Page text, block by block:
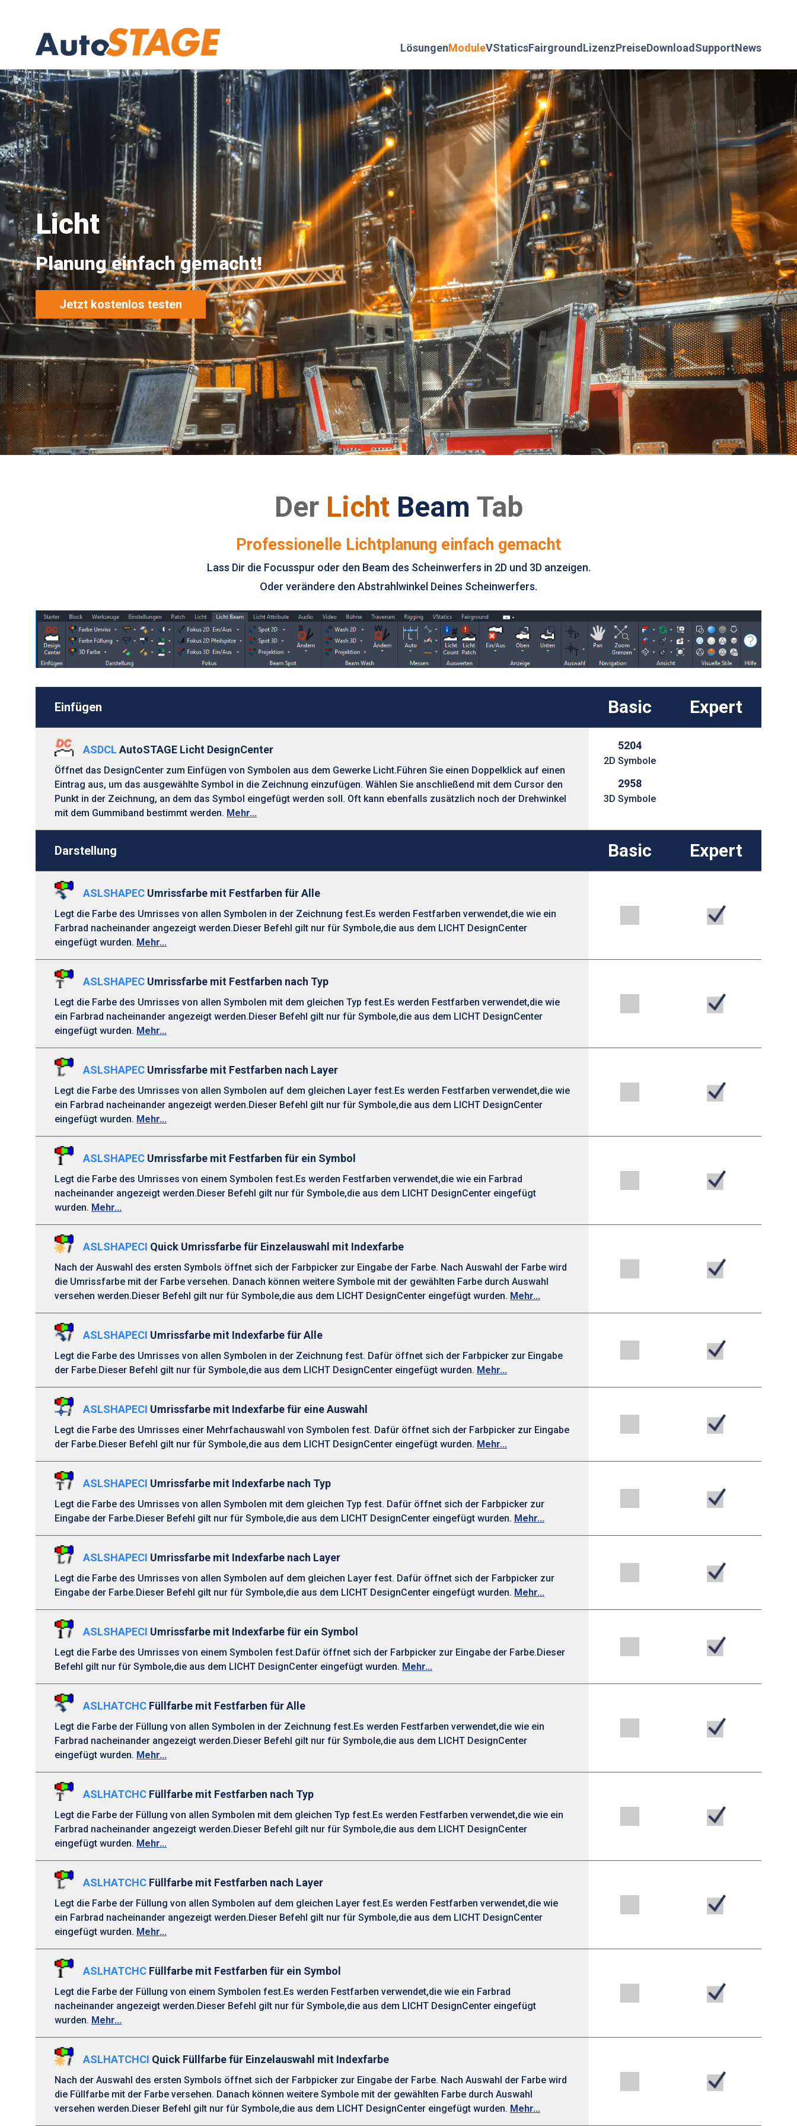
LösungenModuleVStaticsFairground LizenzPreiseDownload SupportNews
Licht
Planung einfach gemacht!
Jetzt kostenlos testen
Der Licht Beam Tab
Professionelle Lichtplanung einfach gemacht
Lass Dir die Focusspur oder den Beam des Scheinwerfers in 2D und 3D anzeigen.
Oder verändere den Abstrahlwinkel Deines Scheinwerfers.
Einfügen Basic Expert
ASDCL AutoSTAGE Licht DesignCenter
Öffnet das DesignCenter zum Einfügen von Symbolen aus dem Gewerke Licht.Führen Sie einen Doppelklick auf einen
Eintrag aus, um das ausgewählte Symbol in die Zeichnung einzufügen. Wählen Sie anschließend mit dem Cursor den
Punkt in der Zeichnung, an dem das Symbol eingefügt werden soll. Oft kann ebenfalls zusätzlich noch der Drehwinkel
mit dem Gummiband bestimmt werden. Mehr...
5204
2D Symbole
2958
3D Symbole
Darstellung Basic Expert
ASLSHAPEC Umrissfarbe mit Festfarben für Alle
Legt die Farbe des Umrisses von allen Symbolen in der Zeichnung fest.Es werden Festfarben verwendet,die wie ein
Farbrad nacheinander angezeigt werden.Dieser Befehl gilt nur für Symbole,die aus dem LICHT DesignCenter
eingefügt wurden. Mehr...
ASLSHAPEC Umrissfarbe mit Festfarben nach Typ
Legt die Farbe des Umrisses von allen Symbolen mit dem gleichen Typ fest.Es werden Festfarben verwendet,die wie
ein Farbrad nacheinander angezeigt werden.Dieser Befehl gilt nur für Symbole,die aus dem LICHT DesignCenter
eingefügt wurden. Mehr...
ASLSHAPEC Umrissfarbe mit Festfarben nach Layer
Legt die Farbe des Umrisses von allen Symbolen auf dem gleichen Layer fest.Es werden Festfarben verwendet,die wie
ein Farbrad nacheinander angezeigt werden.Dieser Befehl gilt nur für Symbole,die aus dem LICHT DesignCenter
eingefügt wurden. Mehr...
ASLSHAPEC Umrissfarbe mit Festfarben für ein Symbol
Legt die Farbe des Umrisses von einem Symbolen fest.Es werden Festfarben verwendet,die wie ein Farbrad
nacheinander angezeigt werden.Dieser Befehl gilt nur für Symbole,die aus dem LICHT DesignCenter eingefügt
wurden. Mehr...
ASLSHAPECI Quick Umrissfarbe für Einzelauswahl mit Indexfarbe
Nach der Auswahl des ersten Symbols öffnet sich der Farbpicker zur Eingabe der Farbe. Nach Auswahl der Farbe wird
die Umrissfarbe mit der Farbe versehen. Danach können weitere Symbole mit der gewählten Farbe durch Auswahl
versehen werden.Dieser Befehl gilt nur für Symbole,die aus dem LICHT DesignCenter eingefügt wurden. Mehr...
ASLSHAPECI Umrissfarbe mit Indexfarbe für Alle
Legt die Farbe des Umrisses von allen Symbolen in der Zeichnung fest. Dafür öffnet sich der Farbpicker zur Eingabe
der Farbe.Dieser Befehl gilt nur für Symbole,die aus dem LICHT DesignCenter eingefügt wurden. Mehr...
ASLSHAPECI Umrissfarbe mit Indexfarbe für eine Auswahl
Legt die Farbe des Umrisses einer Mehrfachauswahl von Symbolen fest. Dafür öffnet sich der Farbpicker zur Eingabe
der Farbe.Dieser Befehl gilt nur für Symbole,die aus dem LICHT DesignCenter eingefügt wurden. Mehr...
ASLSHAPECI Umrissfarbe mit Indexfarbe nach Typ
Legt die Farbe des Umrisses von allen Symbolen mit dem gleichen Typ fest. Dafür öffnet sich der Farbpicker zur
Eingabe der Farbe.Dieser Befehl gilt nur für Symbole,die aus dem LICHT DesignCenter eingefügt wurden. Mehr...
ASLSHAPECI Umrissfarbe mit Indexfarbe nach Layer
Legt die Farbe des Umrisses von allen Symbolen auf dem gleichen Layer fest. Dafür öffnet sich der Farbpicker zur
Eingabe der Farbe.Dieser Befehl gilt nur für Symbole,die aus dem LICHT DesignCenter eingefügt wurden. Mehr...
ASLSHAPECI Umrissfarbe mit Indexfarbe für ein Symbol
Legt die Farbe des Umrisses von einem Symbolen fest.Dafür öffnet sich der Farbpicker zur Eingabe der Farbe.Dieser
Befehl gilt nur für Symbole,die aus dem LICHT DesignCenter eingefügt wurden. Mehr...
ASLHATCHC Füllfarbe mit Festfarben für Alle
Legt die Farbe der Füllung von allen Symbolen in der Zeichnung fest.Es werden Festfarben verwendet,die wie ein
Farbrad nacheinander angezeigt werden.Dieser Befehl gilt nur für Symbole,die aus dem LICHT DesignCenter
eingefügt wurden. Mehr...
ASLHATCHC Füllfarbe mit Festfarben nach Typ
Legt die Farbe der Füllung von allen Symbolen mit dem gleichen Typ fest.Es werden Festfarben verwendet,die wie ein
Farbrad nacheinander angezeigt werden.Dieser Befehl gilt nur für Symbole,die aus dem LICHT DesignCenter
eingefügt wurden. Mehr...
ASLHATCHC Füllfarbe mit Festfarben nach Layer
Legt die Farbe der Füllung von allen Symbolen auf dem gleichen Layer fest.Es werden Festfarben verwendet,die wie
ein Farbrad nacheinander angezeigt werden.Dieser Befehl gilt nur für Symbole,die aus dem LICHT DesignCenter
eingefügt wurden. Mehr...
ASLHATCHC Füllfarbe mit Festfarben für ein Symbol
Legt die Farbe der Füllung von einem Symbolen fest.Es werden Festfarben verwendet,die wie ein Farbrad
nacheinander angezeigt werden.Dieser Befehl gilt nur für Symbole,die aus dem LICHT DesignCenter eingefügt
wurden. Mehr...
ASLHATCHCI Quick Füllfarbe für Einzelauswahl mit Indexfarbe
Nach der Auswahl des ersten Symbols öffnet sich der Farbpicker zur Eingabe der Farbe. Nach Auswahl der Farbe wird
die Füllfarbe mit der Farbe versehen. Danach können weitere Symbole mit der gewählten Farbe durch Auswahl
versehen werden.Dieser Befehl gilt nur für Symbole,die aus dem LICHT DesignCenter eingefügt wurden. Mehr...